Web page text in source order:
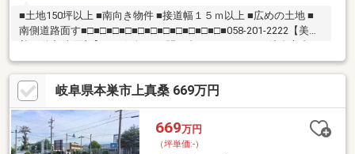
■土地150坪以上 ■南向き物件 ■接道幅１５ｍ以上 ■広めの土地 ■
南側道路面す■□■□■□■□■□■□■□■□■□■□■□■058-201-2222【美濃
黄色い店舗・黄色い看板・黄色い車を見かけたことありません
か。私たちが美濃善不動産です！岐阜を知っている岐阜の不動産
エキスパート！土地探しも住まい探しも建築も不動産のことなら
お任せ下さい。■売買保有物件1000件以上！
岐阜県本巣市上真桑 669万円
669万円
（坪単価:-）